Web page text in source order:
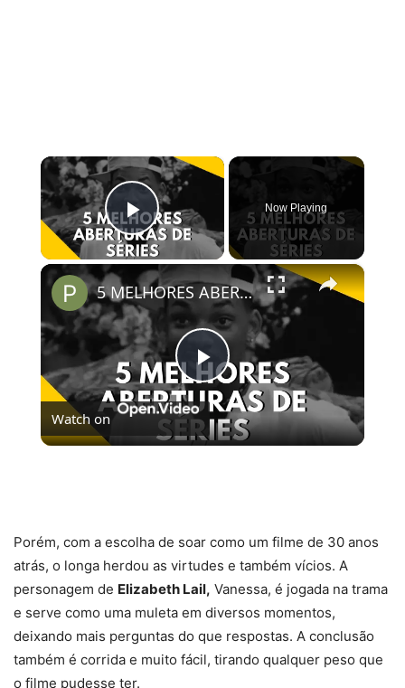
×
Play Video
Now Playing
×
Play
Video
5 MELHORES ABERTURAS DE SÉRIES | Pipocas Tv #13
Watch on
Porém, com a escolha de soar como um filme de 30 anos
atrás, o longa herdou as virtudes e também vícios. A
personagem de Elizabeth Lail, Vanessa, é jogada na trama
e serve como uma muleta em diversos momentos,
deixando mais perguntas do que respostas. A conclusão
também é corrida e muito fácil, tirando qualquer peso que
o filme pudesse ter.